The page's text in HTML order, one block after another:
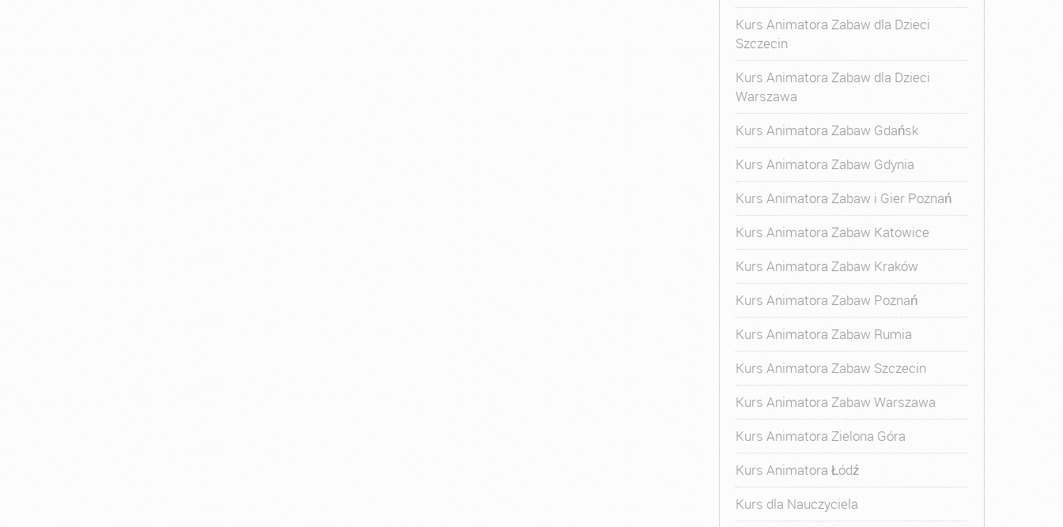
Kurs Animatora Zabaw dla Dzieci
Szczecin
Kurs Animatora Zabaw dla Dzieci
Warszawa
Kurs Animatora Zabaw Gdańsk
Kurs Animatora Zabaw Gdynia
Kurs Animatora Zabaw i Gier Poznań
Kurs Animatora Zabaw Katowice
Kurs Animatora Zabaw Kraków
Kurs Animatora Zabaw Poznań
Kurs Animatora Zabaw Rumia
Kurs Animatora Zabaw Szczecin
Kurs Animatora Zabaw Warszawa
Kurs Animatora Zielona Góra
Kurs Animatora Łódź
Kurs dla Nauczyciela